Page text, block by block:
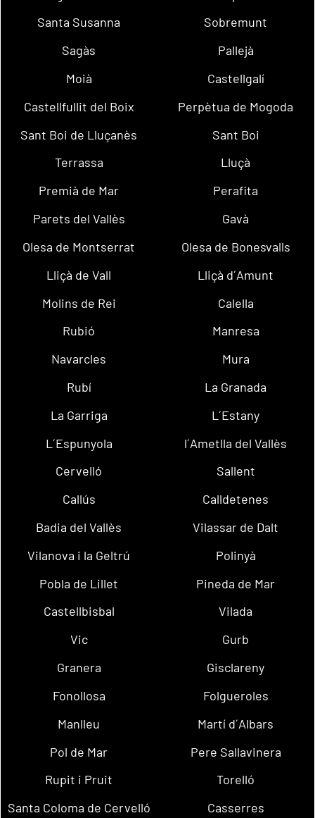
Santa Susanna
Sobremunt
Sagàs
Pallejà
Moià
Castellgalí
Castellfullit del Boix
Perpètua de Mogoda
Sant Boi de Lluçanès
Sant Boi
Terrassa
Lluçà
Premià de Mar
Perafita
Parets del Vallès
Gavà
Olesa de Montserrat
Olesa de Bonesvalls
Lliçà de Vall
Lliçà d´Amunt
Molins de Rei
Calella
Rubió
Manresa
Navarcles
Mura
Rubí
La Granada
La Garriga
L´Estany
L´Espunyola
l´Ametlla del Vallès
Cervelló
Sallent
Callús
Calldetenes
Badia del Vallès
Vilassar de Dalt
Vilanova i la Geltrú
Polinyà
Pobla de Lillet
Pineda de Mar
Castellbisbal
Vilada
Vic
Gurb
Granera
Gisclareny
Fonollosa
Folgueroles
Manlleu
Martí d´Albars
Pol de Mar
Pere Sallavinera
Rupit i Pruit
Torelló
Santa Coloma de Cervelló
Casserres